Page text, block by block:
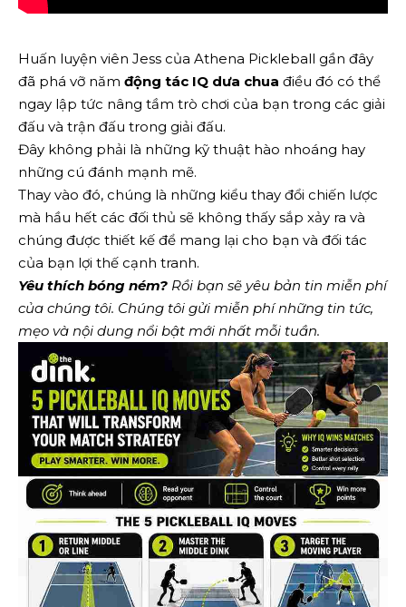
Huấn luyện viên Jess của Athena Pickleball gần đây
đã phá vỡ năm động tác IQ dưa chua điều đó có thể
ngay lập tức nâng tầm trò chơi của bạn trong các giải
đấu và trận đấu trong giải đấu.
Đây không phải là những kỹ thuật hào nhoáng hay
những cú đánh mạnh mẽ.
Thay vào đó, chúng là những kiểu thay đổi chiến lược
mà hầu hết các đối thủ sẽ không thấy sắp xảy ra và
chúng được thiết kế để mang lại cho bạn và đối tác
của bạn lợi thế cạnh tranh.
Yêu thích bóng ném? Rồi bạn sẽ yêu bản tin miễn phí
của chúng tôi. Chúng tôi gửi miễn phí những tin tức,
mẹo và nội dung nổi bật mới nhất mỗi tuần.